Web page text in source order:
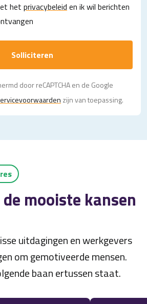
het privacybeleid en ik wil berichten
Solliciteren
door reCAPTCHA en de Google
zijn van toepassing.
mooiste kansen
uitdagingen en werkgevers
om gemotiveerde mensen.
baan ertussen staat.